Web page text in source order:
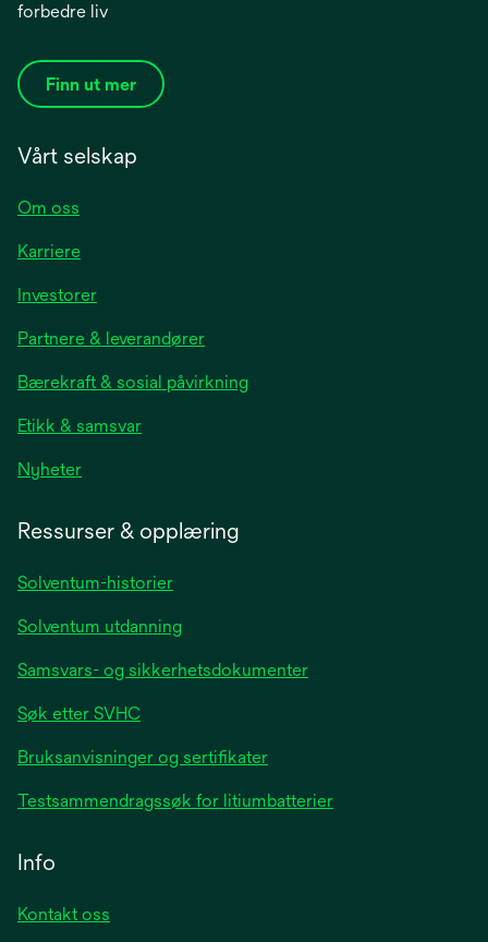
forbedre liv
Finn ut mer
Vårt selskap
Om oss
Karriere
Investoreropens
a
new
Partnere & leverandører
Bærekraft & sosial påvirkning
Etikk & samsvar
Nyheteropens
Ressurser & opplæring
Solventum-historier
Solventum utdanning
Samsvars- og sikkerhetsdokumenter
Søk etter SVHC
Bruksanvisninger og sertifikater
Testsammendragssøk for litiumbatterier
Info
Kontakt oss